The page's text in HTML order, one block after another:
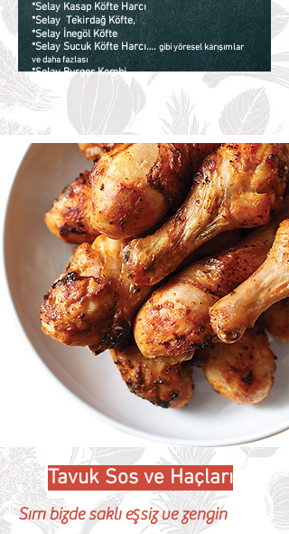
*Selay Kasap Köfte Harcı
*Selay Tekirdağ Köfte,
*Selay İnegöl Köfte
*Selay Sucuk Köfte Harcı….gibi yöresel karışımlar
ve daha fazlası
*Selay Burger Kombi
Tavuk Sos ve Haçları
Sırrı bizde saklı eşsiz ve zengin